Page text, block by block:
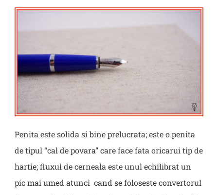
Penita este solida si bine prelucrata; este o penita
de tipul “cal de povara” care face fata oricarui tip de
hartie; fluxul de cerneala este unul echilibrat un
pic mai umed atunci cand se foloseste convertorul